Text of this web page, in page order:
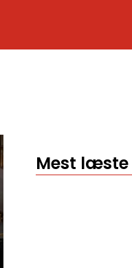
Mest læste